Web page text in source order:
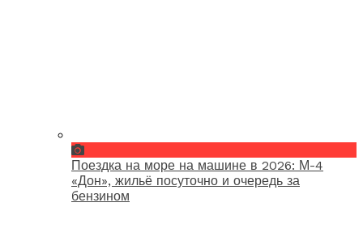
Поездка на море на машине в 2026: М-4
«Дон», жильё посуточно и очередь за
бензином